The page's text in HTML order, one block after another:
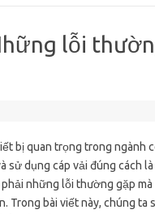
lỗi
bị quan trọng trong ngành
sử dụng cáp vải đúng cách
những lỗi thường gặp
Trong bài viết này, chúng ta